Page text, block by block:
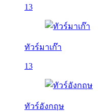
13
ทัวร์มาเก๊า
13
ทัวร์อังกฤษ